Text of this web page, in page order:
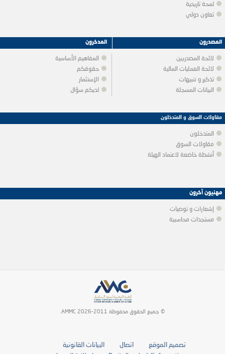
لمحة تاريخية
تعاون دولي
المدخرون
المفاهيم الأساسية
حقوقكم
الإستثمار
لديكم سؤال
المصدرون
لائحة المصدريين
لائحة العمليات المالية
تذكير و تنبيهات
البيانات المسجلة
مقاولات السوق و المتدخلون
المتدخلون
مقاولات السوق
أنشطة خاضعة لاعتماد الهيئة
مهنيون آخرون
إشعارات و توصيات
مستجدات محاسبية
© جميع الحقوق محفوظة 2011-2026 AMMC.
تصميم الموقع اتصال
البيانات القانونية